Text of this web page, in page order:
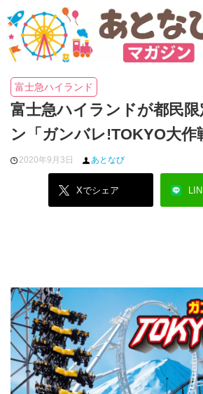
富士急ハイランド
富士急ハイランドが都民
ン「ガンバレ!TOKYO大作
2020年9月3日 あとなび
Xでシェア